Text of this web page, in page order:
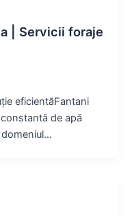
| Servicii foraje
eficientăFantani
de apă
domeniul…